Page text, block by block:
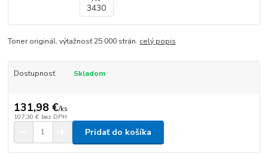
Toner originál, výtažnosť 25 000 strán. celý popis
Dostupnosť Skladom
131,98 €/ks
107,30 € bez DPH
Pridať do košíka